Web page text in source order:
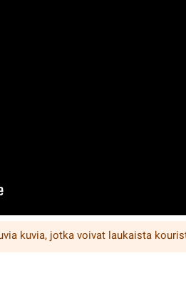
kuvia, jotka voivat laukaista